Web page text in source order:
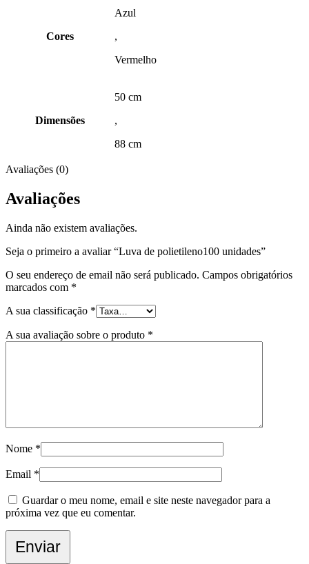
Cores
Azul
,
Vermelho
Dimensões
50 cm
,
88 cm
Avaliações (0)
Avaliações
Ainda não existem avaliações.
Seja o primeiro a avaliar “Luva de polietileno100 unidades”
O seu endereço de email não será publicado. Campos obrigatórios
marcados com *
A sua classificação *
A sua avaliação sobre o produto *
Nome *
Email *
Guardar o meu nome, email e site neste navegador para a
próxima vez que eu comentar.